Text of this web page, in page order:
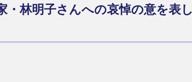
・林明子さんへの哀悼の意を表